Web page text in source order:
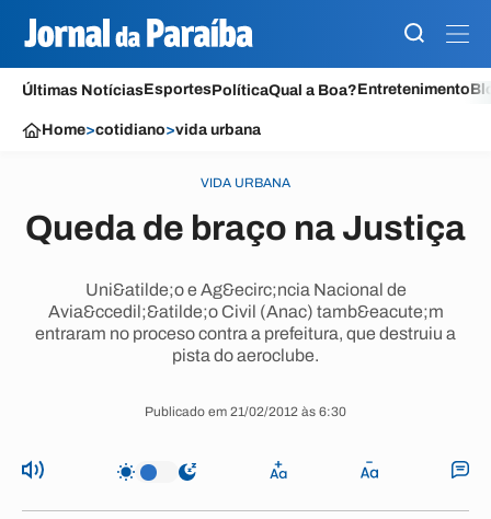
Últimas NotíciasEsportesPolíticaQual a Boa?Entretenimento
Home>cotidiano>vida urbana
VIDA URBANA
Queda de braço na Justiça
Uni&atilde;o e Ag&ecirc;ncia Nacional de
Avia&ccedil;&atilde;o Civil (Anac) tamb&eacute;m
entraram no proceso contra a prefeitura, que destruiu a
pista do aeroclube.
Publicado em 21/02/2012 às 6:30